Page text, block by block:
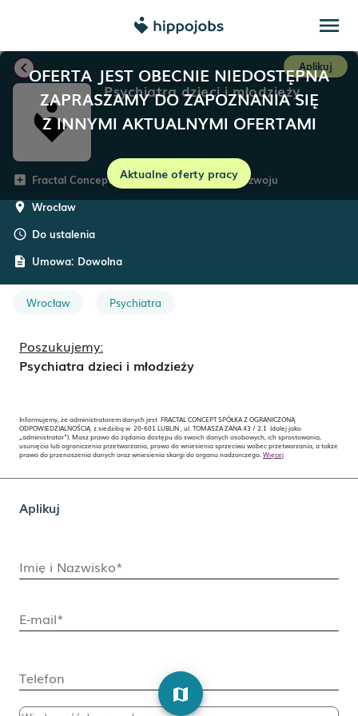
menu
OFERTA JEST OBECNIE NIEDOSTĘPNA
ZAPRASZAMY DO ZAPOZNANIA SIĘ
Z INNYMI AKTUALNYMI OFERTAMI
Aktualne oferty pracy
chevron_left Aplikuj
Psychiatra dzieci i młodzieży
add_box Fractal Concept – Centrum Psychologii i Rozwoju
room Wrocław
schedule Do ustalenia
description Umowa: Dowolna
Wrocław Psychiatra
Poszukujemy:
Psychiatra dzieci i młodzieży
Informujemy, że administratorem danych jest FRACTAL CONCEPT SPÓŁKA Z OGRANICZONĄ
ODPOWIEDZIALNOŚCIĄ z siedzibą w 20-601 LUBLIN , ul. TOMASZA ZANA 43 / 2.1 (dalej jako
„administrator”). Masz prawo do żądania dostępu do swoich danych osobowych, ich sprostowania,
usunięcia lub ograniczenia przetwarzania, prawo do wniesienia sprzeciwu wobec przetwarzania, a także
prawo do przenoszenia danych oraz wniesienia skargi do organu nadzorczego. Więcej
Aplikuj
Imię i Nazwisko*
E-mail*
Telefon
map